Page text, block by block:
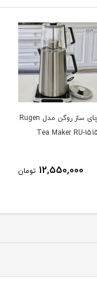
چای ساز روگن مدل Rugen
Tea Maker RU-
12,550,000 تومان